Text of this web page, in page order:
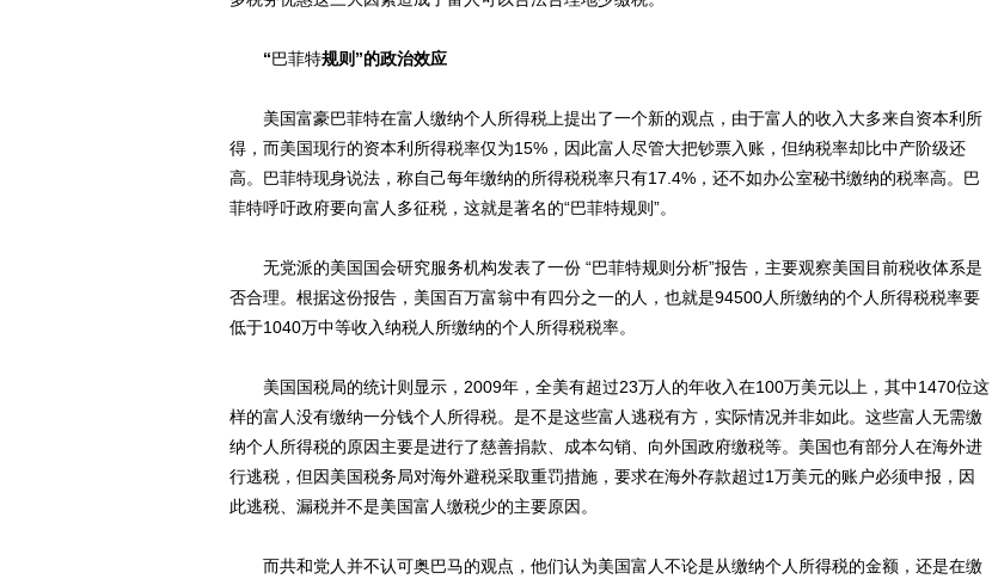
“巴菲特规则”的政治效应
美国富豪巴菲特在富人缴纳个人所得税上提出了一个新的观点，由于富人的收入大多来自资本利所
得，而美国现行的资本利所得税率仅为15%，因此富人尽管大把钞票入账，但纳税率却比中产阶级还
高。巴菲特现身说法，称自己每年缴纳的所得税税率只有17.4%，还不如办公室秘书缴纳的税率高。巴
菲特呼吁政府要向富人多征税，这就是著名的“巴菲特规则”。
无党派的美国国会研究服务机构发表了一份 “巴菲特规则分析”报告，主要观察美国目前税收体系是
否合理。根据这份报告，美国百万富翁中有四分之一的人，也就是94500人所缴纳的个人所得税税率要
低于1040万中等收入纳税人所缴纳的个人所得税税率。
美国国税局的统计则显示，2009年，全美有超过23万人的年收入在100万美元以上，其中1470位这
样的富人没有缴纳一分钱个人所得税。是不是这些富人逃税有方，实际情况并非如此。这些富人无需缴
纳个人所得税的原因主要是进行了慈善捐款、成本勾销、向外国政府缴税等。美国也有部分人在海外进
行逃税，但因美国税务局对海外避税采取重罚措施，要求在海外存款超过1万美元的账户必须申报，因
此逃税、漏税并不是美国富人缴税少的主要原因。
而共和党人并不认可奥巴马的观点，他们认为美国富人不论是从缴纳个人所得税的金额，还是在缴